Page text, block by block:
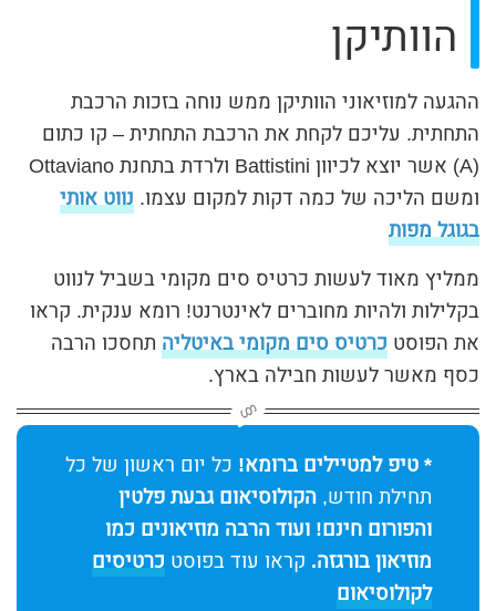
הוותיקן
ההגעה למוזיאוני הוותיקן ממש נוחה בזכות הרכבת
התחתית. עליכם לקחת את הרכבת התחתית – קו כתום
(A) אשר יוצא לכיוון Battistini ולרדת בתחנת Ottaviano
ומשם הליכה של כמה דקות למקום עצמו. נווט אותי
בגוגל מפות
ממליץ מאוד לעשות כרטיס סים מקומי בשביל לנווט
בקלילות ולהיות מחוברים לאינטרנט! רומא ענקית. קראו
את הפוסט כרטיס סים מקומי באיטליה תחסכו הרבה
כסף מאשר לעשות חבילה בארץ.
* טיפ למטיילים ברומא! כל יום ראשון של כל
תחילת חודש,הקולוסיאום גבעת פלטין
והפורום חינם! ועוד הרבה מוזיאונים כמו
מוזיאון בורגזה. קראו עוד בפוסט כרטיסים
לקולוסיאום